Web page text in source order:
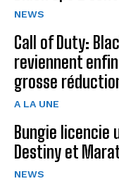
NEWS
Call of Duty:
reviennent
grosse
A LA UNE
Bungie licencie
Destiny et
NEWS